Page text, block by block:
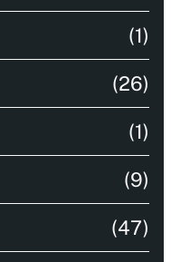
(1)
(26)
(1)
(9)
(47)